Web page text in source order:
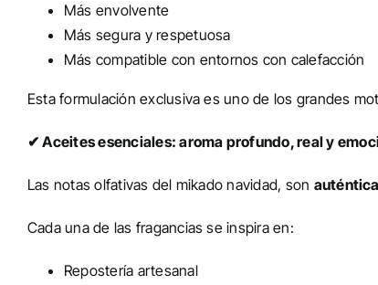
Más envolvente
Más segura y respetuosa
Más compatible con entornos con calefacción
Esta formulación exclusiva es uno de los grandes
✔ Aceites esenciales: aroma profundo, real y
Las notas olfativas del mikado navidad, son
Cada una de las fragancias se inspira en:
Repostería artesanal